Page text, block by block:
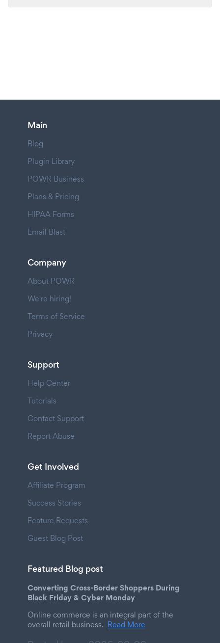
Main
Blog
Plugin Library
POWR Business
Plans & Pricing
HIPAA Forms
Email Blast
Company
About POWR
We're hiring!
Terms of Service
Privacy
Support
Help Center
Tutorials
Contact Support
Report Abuse
Get Involved
Affiliate Program
Success Stories
Feature Requests
Guest Blog Post
Featured Blog post
Converting Cross-Border Shoppers During
Black Friday & Cyber Monday
Online commerce is an integral part of the
overall retail business. Read More